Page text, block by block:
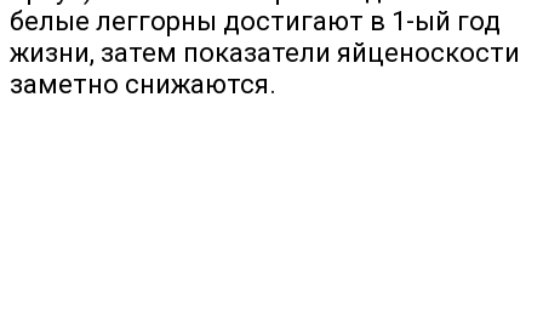
белые леггорны достигают в 1-ый год
жизни, затем показатели яйценоскости
заметно снижаются.